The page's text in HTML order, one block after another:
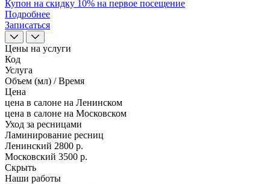
Купон на скидку 10% на первое посещение
Подробнее
Записаться
Цены на услуги
Код
Услуга
Объем (мл) / Время
Цена
цена в салоне на Ленинском
цена в салоне на Московском
Уход за ресницами
Ламинирование ресниц
Ленинский 2800 р.
Московский 3500 р.
Скрыть
Наши работы